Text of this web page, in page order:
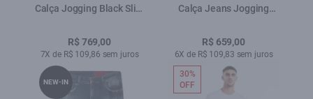
Calça Jogging Black Slim
Pincelado
R$ 769,00
7X de R$ 109,86 sem juros
Calça Jeans Jogging
C/ Luva
R$ 659,00
6X de R$ 109,83 sem juros
NEW-IN
30%
OFF